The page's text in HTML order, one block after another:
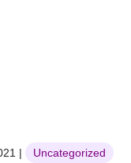
| Uncategorized